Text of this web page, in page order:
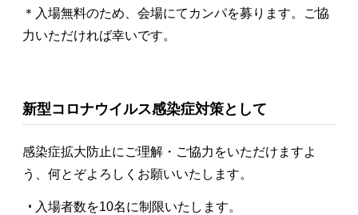
＊入場無料のため、会場にてカンパを募ります。ご協
力いただければ幸いです。
新型コロナウイルス感染症対策として
感染症拡大防止にご理解・ご協力をいただけますよ
う、何とぞよろしくお願いいたします。
入場者数を10名に制限いたします。